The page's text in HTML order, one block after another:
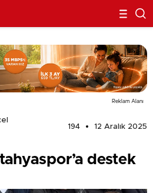
Reklam Alanı
194
12 Aralık 2025
destek